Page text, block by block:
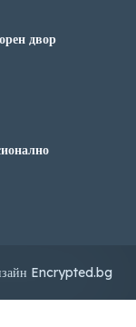
двор
Encrypted.bg